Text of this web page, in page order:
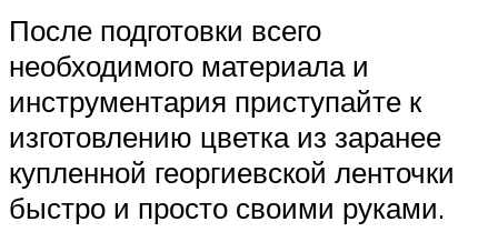
После подготовки всего
необходимого материала и
инструментария приступайте к
изготовлению цветка из заранее
купленной георгиевской ленточки
быстро и просто своими руками.